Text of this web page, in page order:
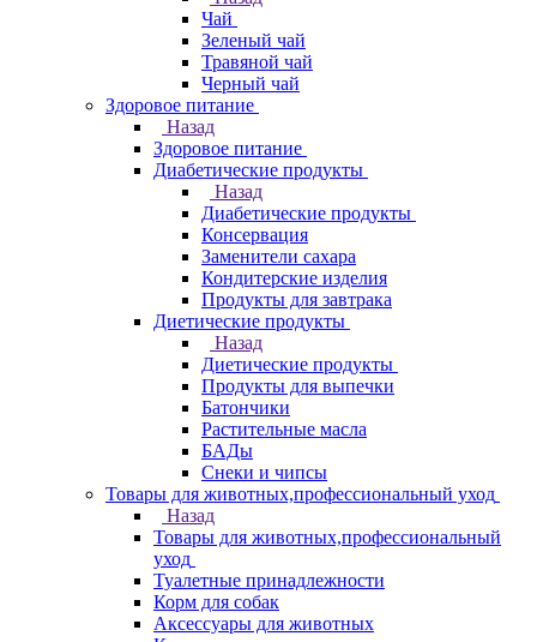
Чай
Зеленый чай
Травяной чай
Черный чай
Здоровое питание
Назад
Здоровое питание
Диабетические продукты
Назад
Диабетические продукты
Консервация
Заменители сахара
Кондитерские изделия
Продукты для завтрака
Диетические продукты
Назад
Диетические продукты
Продукты для выпечки
Батончики
Растительные масла
БАДы
Снеки и чипсы
Товары для животных,профессиональный уход
Назад
Товары для животных,профессиональный
уход
Туалетные принадлежности
Корм для собак
Аксессуары для животных